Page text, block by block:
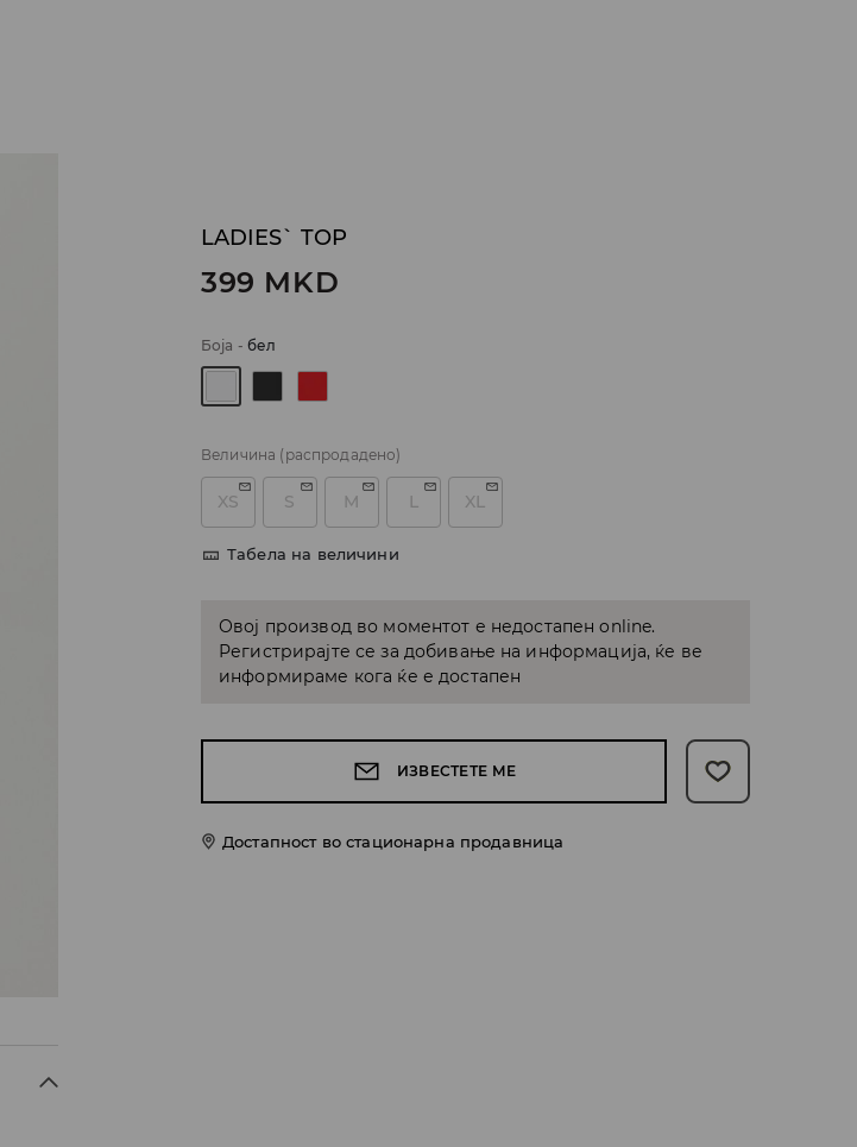
LADIES` TOP
399 MKD
Боја -бел
Величина (распродадено)
XS S M L XL
Табела на величини
Овој производ во моментот е недостапен online.
Регистрирајте се за добивање на информација, ќе ве
информираме кога ќе е достапен
ИЗВЕСТЕТЕ МЕ
Достапност во стационарна продавница